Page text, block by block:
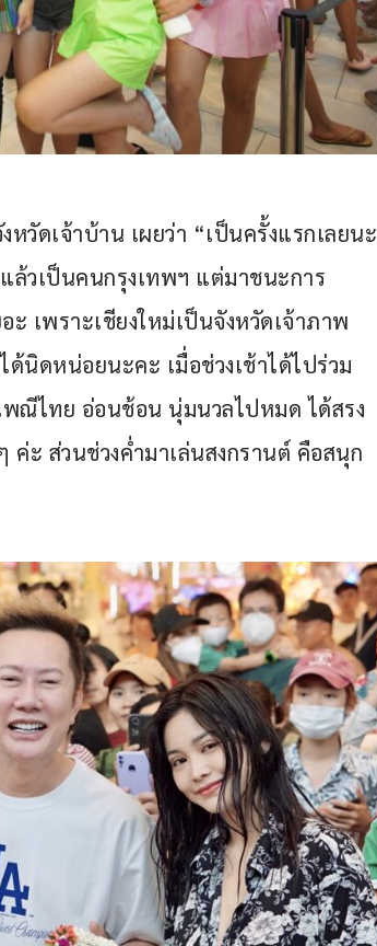
วัดเจ้าบ้าน เผยว่า “เป็นครั้งแรกเลยนะ
ล้วเป็นคนกรุงเทพฯ แต่มาชนะการ
เพราะเชียงใหม่เป็นจังหวัดเจ้าภาพ
ด้นิดหน่อยนะคะ เมื่อช่วงเช้าได้ไปร่วม
พณีไทย อ่อนช้อน นุ่มนวลไปหมด ได้สรง
ะ ส่วนช่วงค่ำมาเล่นสงกรานต์ คือสนุก